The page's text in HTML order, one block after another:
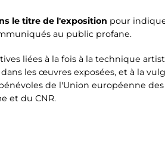
le titre de l'exposition pour
au public profane.
liées à la fois à la technique
les œuvres exposées, et à la
de l'Union européenne
et du CNR.